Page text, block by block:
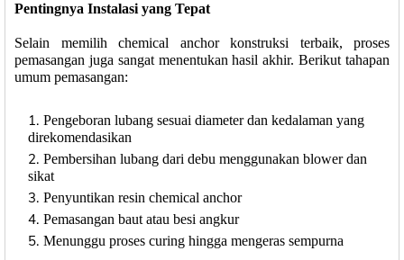
Pentingnya Instalasi yang Tepat
Selain memilih chemical anchor konstruksi terbaik, proses
pemasangan juga sangat menentukan hasil akhir. Berikut tahapan
umum pemasangan:
Pengeboran lubang sesuai diameter dan kedalaman yang
direkomendasikan
Pembersihan lubang dari debu menggunakan blower dan
sikat
Penyuntikan resin chemical anchor
Pemasangan baut atau besi angkur
Menunggu proses curing hingga mengeras sempurna